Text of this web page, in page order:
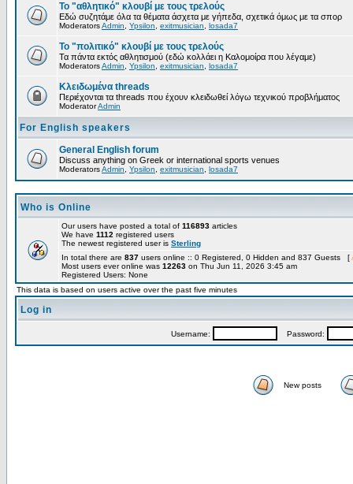
Το "αθλητικό" κλουβί με τους τρελούς
Εδώ συζητάμε όλα τα θέματα άσχετα με γήπεδα, σχετικά όμως με τα σπορ
ModeratorsAdmin Ypsilon exitmusician losada7
Το "πολιτικό" κλουβί με τους τρελούς
Τα πάντα εκτός αθλητισμού (εδώ κολλάει η Καλομοίρα που λέγαμε)
ModeratorsAdmin Ypsilon exitmusician losada7
Κλειδωμένα threads
Περιέχονται τα threads που έχουν κλειδωθεί λόγω τεχνικού προβλήματος
ModeratorAdmin
For English speakers
General English forum
Discuss anything on Greek or international sports venues
ModeratorsAdmin Ypsilon exitmusician losada7
Who is Online
Our users have posted a total of 116893 articles
We have 1112 registered users
The newest registered user is Sterling
In total there are 837 users online :: 0 Registered, 0 Hidden and 837 Guests [
Most users ever online was 12263 on Thu Jun 11, 2026 3:45 am
Registered Users: None
This data is based on users active over the past five minutes
Log in
Username: Password:
New posts